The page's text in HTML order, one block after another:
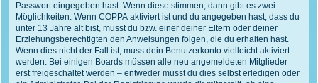
Passwort eingegeben hast. Wenn diese stimmen, dann gibt es zwei
Möglichkeiten. Wenn COPPA aktiviert ist und du angegeben hast, dass du
unter 13 Jahre alt bist, musst du bzw. einer deiner Eltern oder deiner
Erziehungsberechtigten den Anweisungen folgen, die du erhalten hast.
Wenn dies nicht der Fall ist, muss dein Benutzerkonto vielleicht aktiviert
werden. Bei einigen Boards müssen alle neu angemeldeten Mitglieder
erst freigeschaltet werden – entweder musst du dies selbst erledigen oder